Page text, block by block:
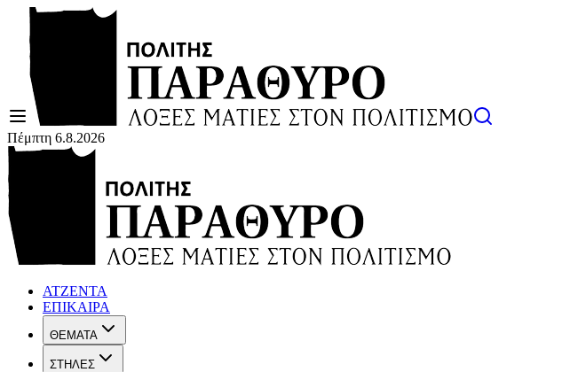
Πέμπτη 6.8.2026
ΑΤΖΕΝΤΑ
ΕΠΙΚΑΙΡΑ
ΘΕΜΑΤΑ
ΣΤΗΛΕΣ